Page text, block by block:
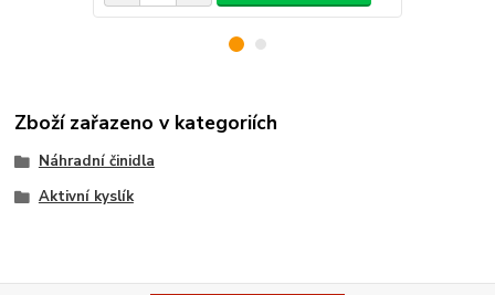
Zboží zařazeno v kategoriích
Náhradní činidla
Aktivní kyslík